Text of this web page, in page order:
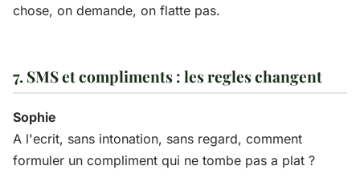
chose, on demande, on flatte pas.
7. SMS et compliments : les regles changent
Sophie
A l'ecrit, sans intonation, sans regard, comment
formuler un compliment qui ne tombe pas a plat ?